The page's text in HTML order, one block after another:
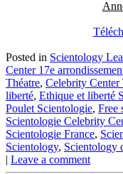
Posted in Scientology
Center 17e
Théatre, Celebrity Center
liberté, Ethique et liberté
Poulet Scientologie, Free
Scientologie Celebrity
Scientologie France,
Scientology, Scientology
| Leave a comment